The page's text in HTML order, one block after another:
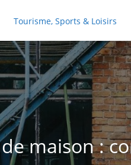
Tourisme, Sports & Loisirs
maison :